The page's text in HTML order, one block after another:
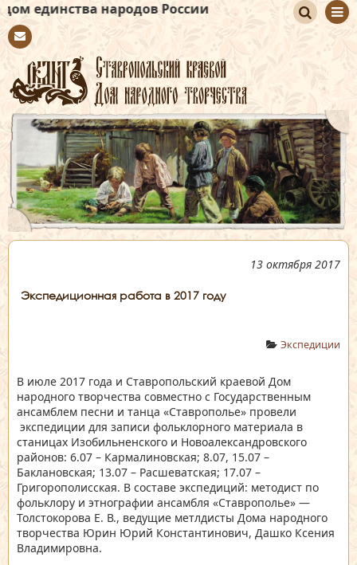
России
tact
иск
13 октября 2017
Экспедиционная работа в 2017 году
Экспедиции
В июле 2017 года и Ставропольский краевой Дом
народного творчества совместно с Государственным
ансамблем песни и танца «Ставрополье» провели
экспедиции для записи фольклорного материала в
станицах Изобильненского и Новоалександровского
районов: 6.07 – Кармалиновская; 8.07, 15.07 –
Баклановская; 13.07 – Расшеватская; 17.07 –
Григорополисская. В составе экспедиций: методист по
фольклору и этнографии ансамбля «Ставрополье» —
Толстокорова Е. В., ведущие метлдисты Дома народного
творчества Юрин Юрий Константинович, Дашко Ксения
Владимировна.